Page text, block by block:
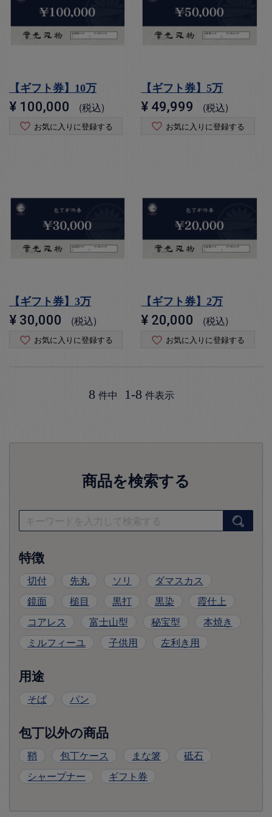
【ギフト券】10万
¥ 100,000 税込
お気に入りに登録する
【ギフト券】5万
¥ 49,999 税込
お気に入りに登録する
【ギフト券】3万
¥ 30,000 税込
お気に入りに登録する
【ギフト券】2万
¥ 20,000 税込
お気に入りに登録する
8 件中 1-8 件表示
商品を検索する
特徴
切付 先丸 ソリ
ダマスカス
鏡面
槌目 黒打 黒染
霞仕上
コアレス
富士山型 秘宝型
本焼き
ミルフィーユ
子供用 左利き用
用途
そば パン
包丁以外の商品
鞘 包丁ケース まな箸
砥石
シャープナー
ギフト券